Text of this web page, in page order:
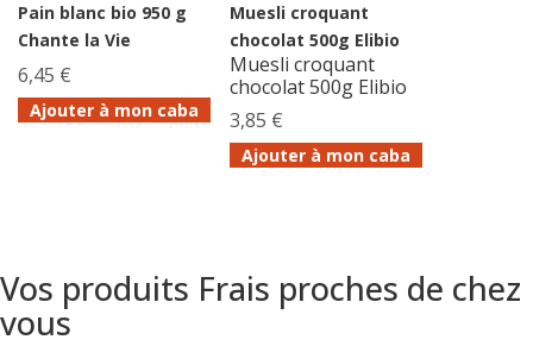
Pain blanc bio 950 g
Chante la Vie
6,45 €
Ajouter à mon caba
Muesli croquant
chocolat 500g Elibio
Muesli croquant
chocolat 500g Elibio
3,85 €
Ajouter à mon caba
Vos produits Frais proches de chez
vous